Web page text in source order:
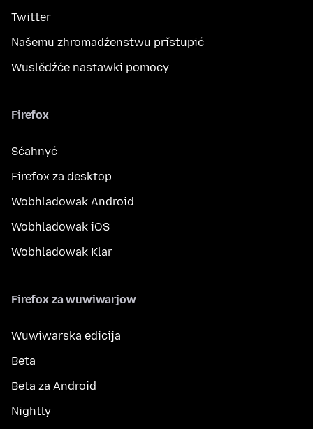
Twitter
Našemu zhromadźenstwu přistupić
Wuslědźće nastawki pomocy
Firefox
Sćahnyć
Firefox za desktop
Wobhladowak Android
Wobhladowak iOS
Wobhladowak Klar
Firefox za wuwiwarjow
Wuwiwarska edicija
Beta
Beta za Android
Nightly